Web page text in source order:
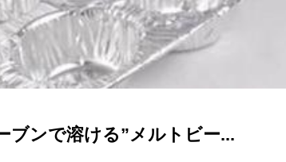
ンで溶ける”メルトビー...